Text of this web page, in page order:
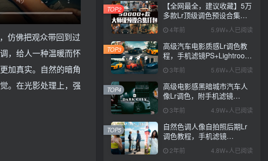
仿佛把观众带回到过
，给人一种温暖而怀
加真实。自然的暗角
。在光影处理上，强
【全网最全，建议收藏】5万
多款Lr顶级调色预设合集，
精心整理，分类清晰，摄影
师调色师必备素材，够用一
辈子！
4年前 5.9W+人已阅读
TOP2
高级汽车电影质感Lr调色教
程，手机滤镜PS+Lightroom
预设下载！
3年前 5.6W+人已阅读
TOP3
高级电影感黑暗城市汽车人
像Lr调色，附手机滤镜
PS+Lightroom预设下载！
3年前 4.9W+人已阅读
TOP4
自然色调人像自拍照后期Lr
调色教程，手机滤镜
PS+Lightroom预设下载！
2年前 4.8W+人已阅读
TOP5